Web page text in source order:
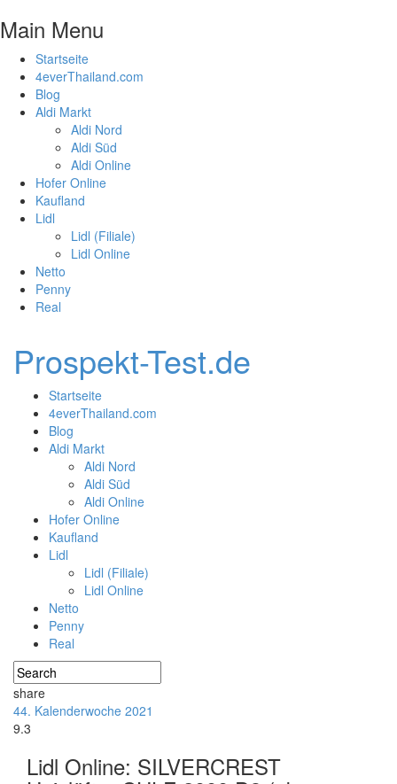
Main Menu
Startseite
4everThailand.com
Blog
Aldi Markt
Aldi Nord
Aldi Süd
Aldi Online
Hofer Online
Kaufland
Lidl
Lidl (Filiale)
Lidl Online
Netto
Penny
Real
Prospekt-Test.de
Startseite
4everThailand.com
Blog
Aldi Markt
Aldi Nord
Aldi Süd
Aldi Online
Hofer Online
Kaufland
Lidl
Lidl (Filiale)
Lidl Online
Netto
Penny
Real
share
44. Kalenderwoche 2021
9.3
Lidl Online: SILVERCREST